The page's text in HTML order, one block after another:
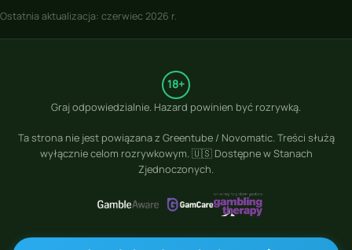
Ostatnia aktualizacja: czerwiec 2026 r.
18+
Graj odpowiedzialnie. Hazard powinien być rozrywką.
Ta strona nie jest powiązana z Greentube / Novomatic. Treści służą
wyłącznie celom rozrywkowym. 🇺🇸 Dostępne w Stanach
Zjednoczonych.